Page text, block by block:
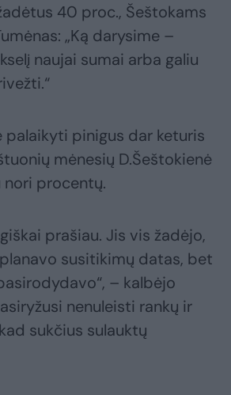
40 proc., Šeštokams
„Ką darysime –
naujai sumai arba galiu
palaikyti pinigus dar keturis
mėnesių D.Šeštokienė
nori procentų.
prašiau. Jis vis žadėjo,
susitikimų datas, bet
– kalbėjo
nenuleisti rankų ir
sukčius sulauktų